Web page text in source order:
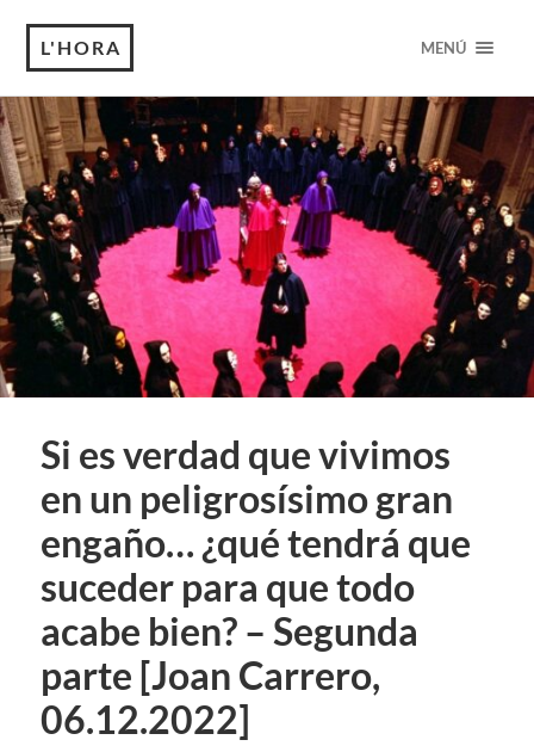
L'HORA MENÚ
Si es verdad que vivimos
en un peligrosísimo gran
engaño… ¿qué tendrá que
suceder para que todo
acabe bien? – Segunda
parte [Joan Carrero,
06.12.2022]